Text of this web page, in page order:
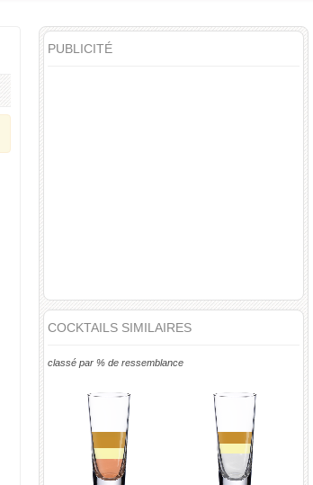
PUBLICITÉ
COCKTAILS SIMILAIRES
classé par % de ressemblance